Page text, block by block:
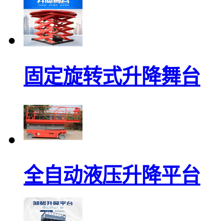
固定旋转式升降舞台
全自动液压升降平台